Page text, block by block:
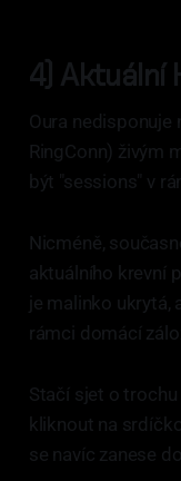
4) Aktuální
Oura nedisponuje
RingConn) živým
být "sessions" v
Nicméně,
aktuálního krevní
je malinko
rámci domácí
Stačí sjet o
kliknout na
se navíc zanese